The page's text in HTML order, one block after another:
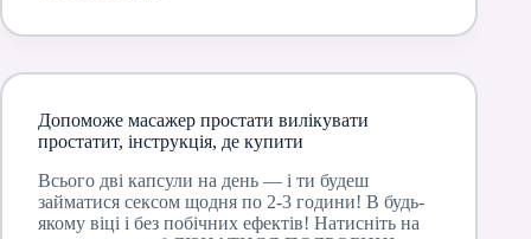
Допоможе масажер простати вилікувати
простатит, інструкція, де купити
Всього дві капсули на день — і ти будеш
займатися сексом щодня по 2-3 години! В будь-
якому віці і без побічних ефектів! Натисніть на